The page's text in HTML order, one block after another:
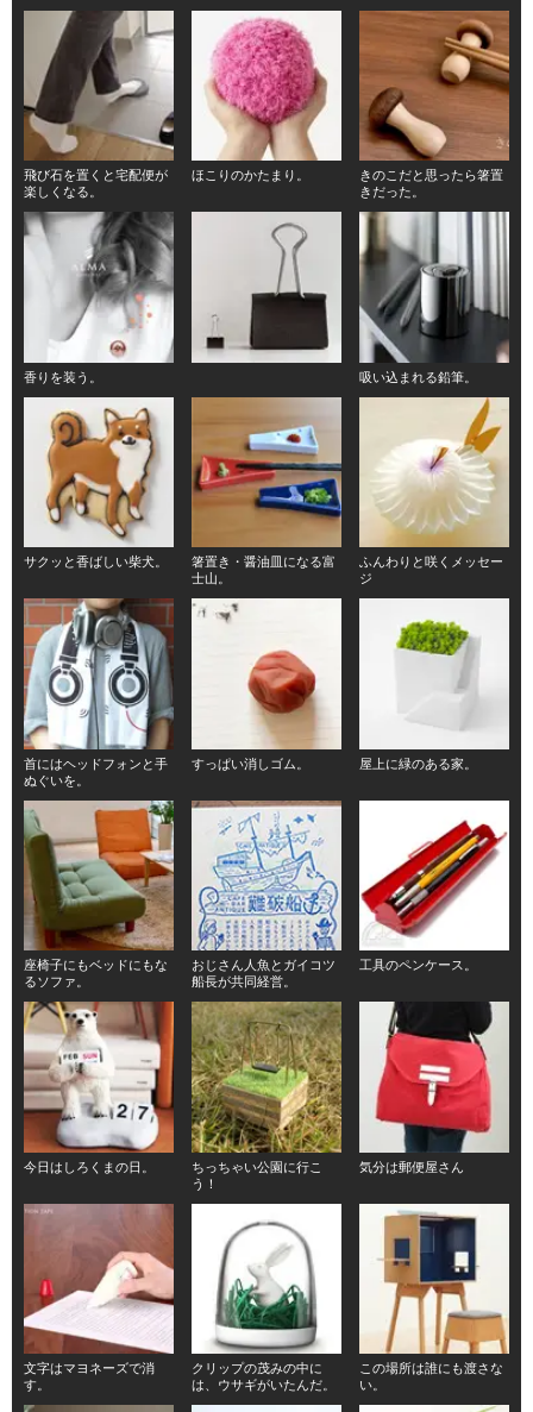
飛び石を置くと宅配便が
楽しくなる。
ほこりのかたまり。
きのこだと思ったら箸置
きだった。
香りを装う。 吸い込まれる鉛筆。
サクッと香ばしい柴犬。
箸置き・醤油皿になる富
士山。
ふんわりと咲くメッセー
ジ
首にはヘッドフォンと手
ぬぐいを。
すっぱい消しゴム。 屋上に緑のある家。
座椅子にもベッドにもな
るソファ。
おじさん人魚とガイコツ
船長が共同経営。
工具のペンケース。
今日はしろくまの日。
ちっちゃい公園に行こ
う！
気分は郵便屋さん
文字はマヨネーズで消
す。
クリップの茂みの中に
は、ウサギがいたんだ。
この場所は誰にも渡さな
い。